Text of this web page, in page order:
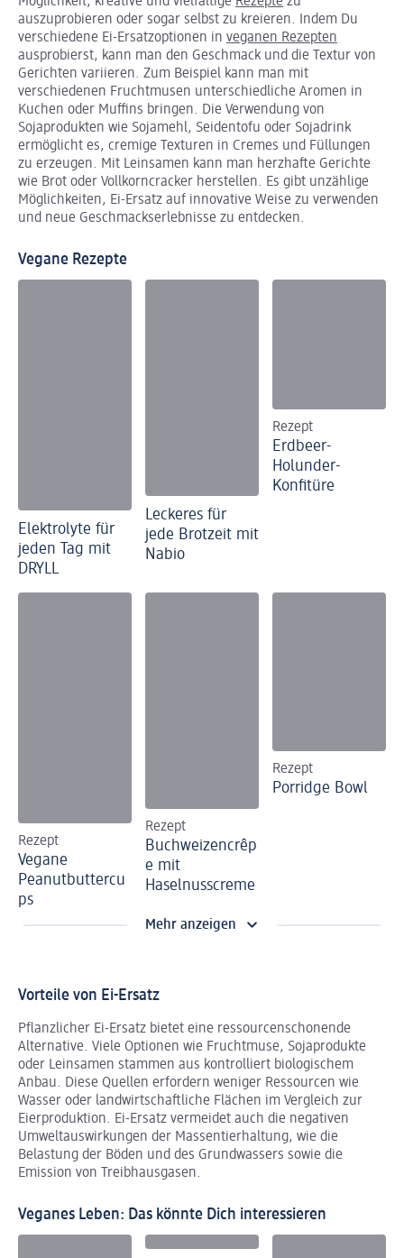
auszuprobieren oder sogar selbst zu kreieren. Indem Du
verschiedene Ei-Ersatzoptionen in veganen Rezepten
ausprobierst, kann man den Geschmack und die Textur von
Gerichten variieren. Zum Beispiel kann man mit
verschiedenen Fruchtmusen unterschiedliche Aromen in
Kuchen oder Muffins bringen. Die Verwendung von
Sojaprodukten wie Sojamehl, Seidentofu oder Sojadrink
ermöglicht es, cremige Texturen in Cremes und Füllungen
zu erzeugen. Mit Leinsamen kann man herzhafte Gerichte
wie Brot oder Vollkorncracker herstellen. Es gibt unzählige
Möglichkeiten, Ei-Ersatz auf innovative Weise zu verwenden
und neue Geschmackserlebnisse zu entdecken.
Vegane Rezepte
Elektrolyte für
jeden Tag mit
DRYLL
Leckeres für
jede Brotzeit mit
Nabio
Rezept
Erdbeer-
Holunder-
Konfitüre
Rezept
Vegane
Peanutbuttercu
ps
Rezept
Buchweizencrêp
e mit
Haselnusscreme
Rezept
Porridge Bowl
Mehr anzeigen
Vorteile von Ei-Ersatz
Pflanzlicher Ei-Ersatz bietet eine ressourcenschonende
Alternative. Viele Optionen wie Fruchtmuse, Sojaprodukte
oder Leinsamen stammen aus kontrolliert biologischem
Anbau. Diese Quellen erfordern weniger Ressourcen wie
Wasser oder landwirtschaftliche Flächen im Vergleich zur
Eierproduktion. Ei-Ersatz vermeidet auch die negativen
Umweltauswirkungen der Massentierhaltung, wie die
Belastung der Böden und des Grundwassers sowie die
Emission von Treibhausgasen.
Veganes Leben: Das könnte Dich interessieren